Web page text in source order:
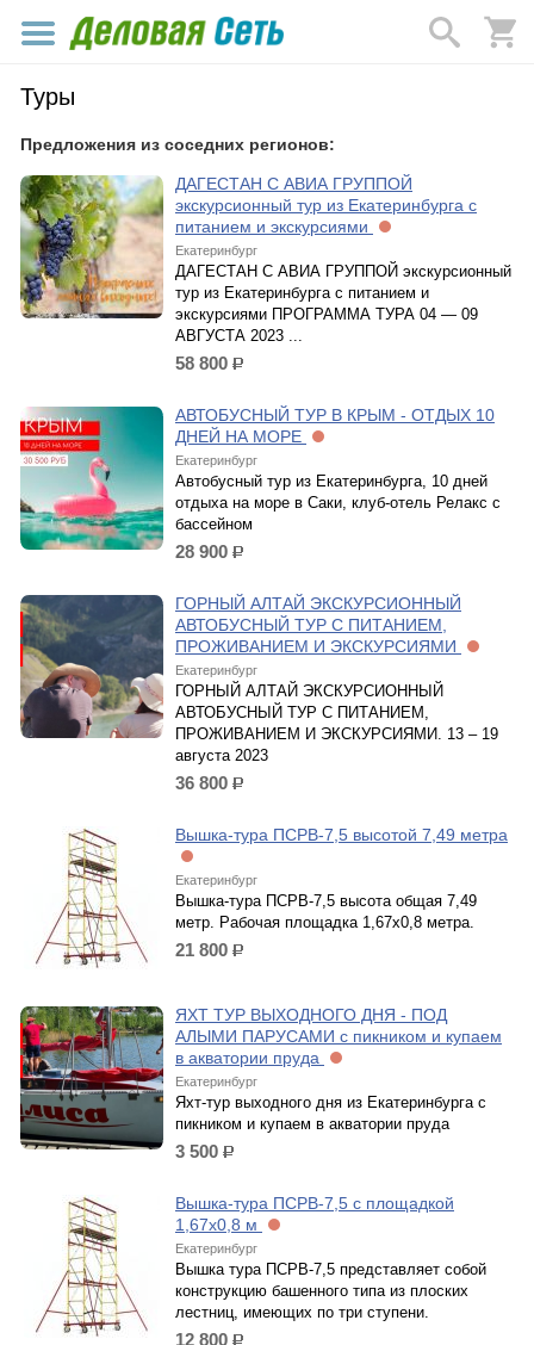
Туры
Предложения из соседних регионов:
ДАГЕСТАН С АВИА ГРУППОЙ
экскурсионный тур из Екатеринбурга с
питанием и экскурсиями
Екатеринбург
ДАГЕСТАН С АВИА ГРУППОЙ экскурсионный
тур из Екатеринбурга с питанием и
экскурсиями ПРОГРАММА ТУРА 04 — 09
АВГУСТА 2023 ...
58 800 р.
АВТОБУСНЫЙ ТУР В КРЫМ - ОТДЫХ 10
ДНЕЙ НА МОРЕ
Екатеринбург
Автобусный тур из Екатеринбурга, 10 дней
отдыха на море в Саки, клуб-отель Релакс с
бассейном
28 900 р.
ГОРНЫЙ АЛТАЙ ЭКСКУРСИОННЫЙ
АВТОБУСНЫЙ ТУР С ПИТАНИЕМ,
ПРОЖИВАНИЕМ И ЭКСКУРСИЯМИ
Екатеринбург
ГОРНЫЙ АЛТАЙ ЭКСКУРСИОННЫЙ
АВТОБУСНЫЙ ТУР С ПИТАНИЕМ,
ПРОЖИВАНИЕМ И ЭКСКУРСИЯМИ. 13 – 19
августа 2023
36 800 р.
Вышка-тура ПСРВ-7,5 высотой 7,49 метра
Екатеринбург
Вышка-тура ПСРВ-7,5 высота общая 7,49
метр. Рабочая площадка 1,67х0,8 метра.
21 800 р.
ЯХТ ТУР ВЫХОДНОГО ДНЯ - ПОД
АЛЫМИ ПАРУСАМИ с пикником и купаем
в акватории пруда
Екатеринбург
Яхт-тур выходного дня из Екатеринбурга с
пикником и купаем в акватории пруда
3 500 р.
Вышка-тура ПСРВ-7,5 с площадкой
1,67х0,8 м
Екатеринбург
Вышка тура ПСРВ-7,5 представляет собой
конструкцию башенного типа из плоских
лестниц, имеющих по три ступени.
12 800